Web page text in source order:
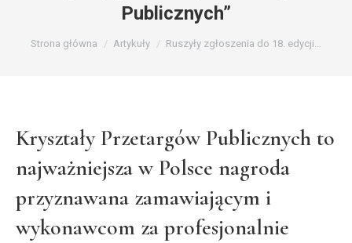
Publicznych”
Strona główna Artykuły Ruszyły zgłoszenia do 18. edycji…
Kryształy Przetargów Publicznych to
najważniejsza w Polsce nagroda
przyznawana zamawiającym i
wykonawcom za profesjonalnie